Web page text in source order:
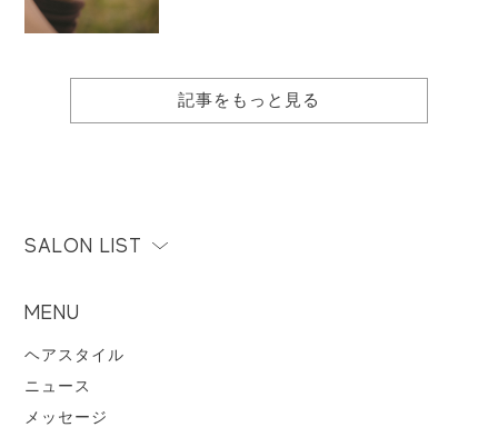
記事をもっと見る
SALON LIST
MENU
ヘアスタイル
ニュース
メッセージ